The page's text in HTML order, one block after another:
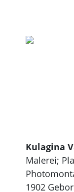
Kulagina
Malerei;
1902